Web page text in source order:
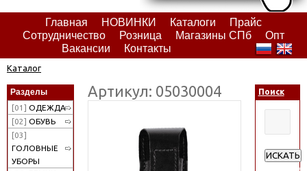
Главная НОВИНКИ Каталоги
Прайс
Сотрудничество
Розница Магазины СПб
Опт
Вакансии
Контакты
Каталог
Разделы
[01] ОДЕЖДА
[02] ОБУВЬ
[03]
ГОЛОВНЫЕ
УБОРЫ
Артикул: 05030004 Поиск
ИСКАТЬ